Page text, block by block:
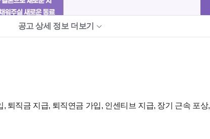
공고 상세 정보 더보기
퇴직금 지급, 퇴직연금 가입, 인센티브 지급, 장기 근속 포상,